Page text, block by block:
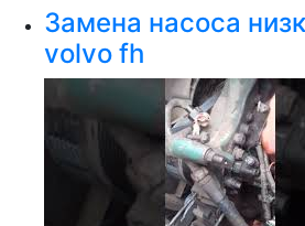
Замена насоса
volvo fh